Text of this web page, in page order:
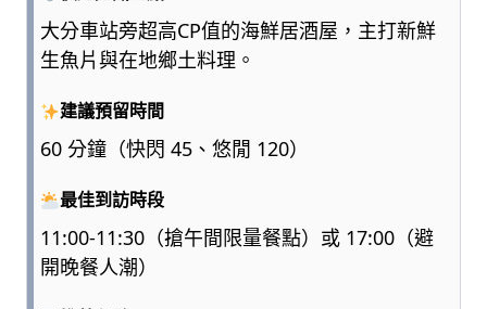
大分車站旁超高CP值的海鮮居酒屋，主打新鮮
生魚片與在地鄉土料理。
建議預留時間
60 分鐘（快閃 45、悠閒 120）
最佳到訪時段
11:00-11:30（搶午間限量餐點）或 17:00（避
開晚餐人潮）